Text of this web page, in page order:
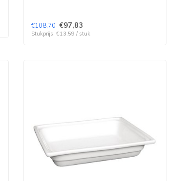
€108,70 €97,83
Stukprijs: €13,59 / stuk